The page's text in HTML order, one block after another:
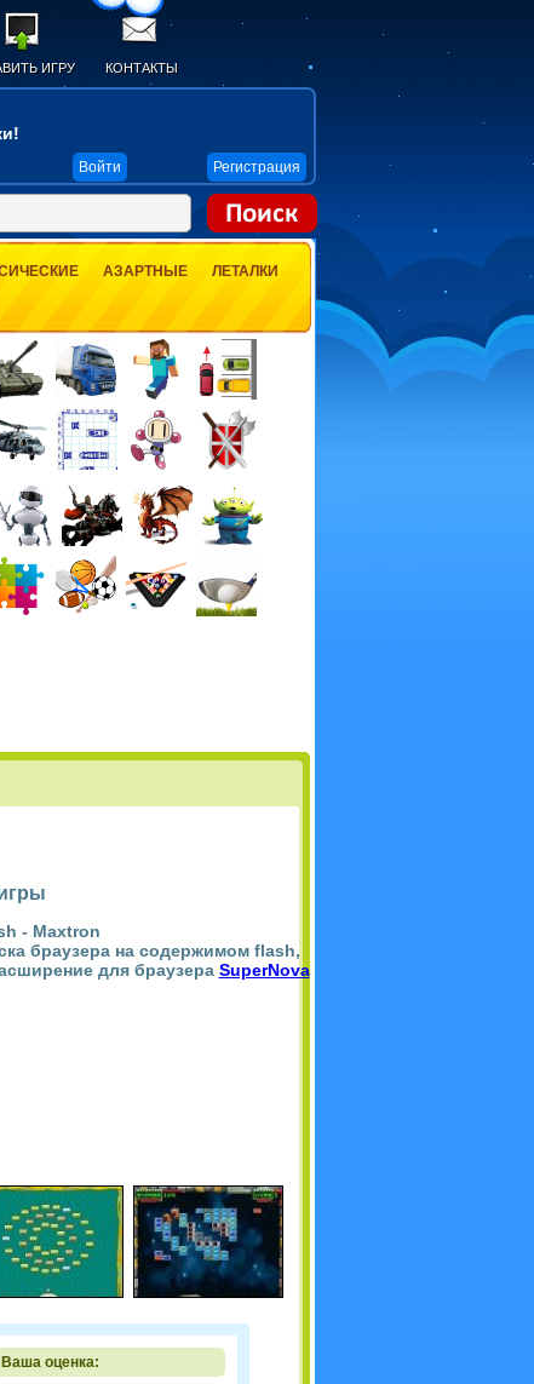
ИГРУ КОНТАКТЫ
Войти Регистрация
АЗАРТНЫЕ
ЛЕТАЛКИ
- Maxtron
браузера на содержимом flash,
для браузера SuperNova
Ваша оценка: